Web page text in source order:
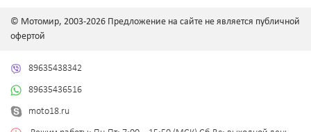
© Мотомир, 2003-2026 Предложение на сайте не является публичной
офертой
89635438342
89635436516
moto18.ru